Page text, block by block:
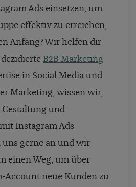
Ads einsetzen, um
effektiv zu erreichen,
Anfang? Wir helfen dir
B2B Marketing
in Social Media und
Marketing, wissen wir,
und
Instagram Ads
gerne an und wir
einen Weg, um über
Account neue Kunden zu